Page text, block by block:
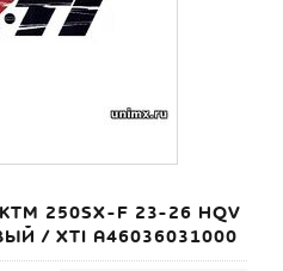
250SX-F 23-26 HQV
/ XTI A46036031000